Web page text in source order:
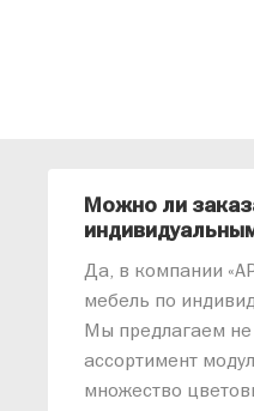
Можно ли
Да, в компании
мебель по
Мы предлагаем
ассортимент
множество